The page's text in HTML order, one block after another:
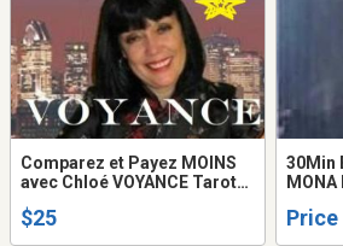
Comparez et Payez MOINS
avec Chloé VOYANCE Tarot
$25
30Min
Tarot
Price